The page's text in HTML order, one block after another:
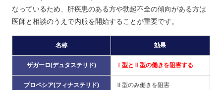
なっているため、肝疾患のある方や勃起不全の傾向がある方は
医師と相談のうえで内服を開始することが重要です。
名称 効果
ザガーロ(デュタステリド) Ⅰ型とⅡ型の働きを阻害する
プロペシア(フィナステリド) Ⅱ型のみ働きを阻害